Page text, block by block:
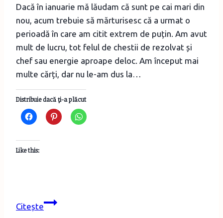
Dacă în ianuarie mă lăudam că sunt pe cai mari din
nou, acum trebuie să mărturisesc că a urmat o
perioadă în care am citit extrem de puțin. Am avut
mult de lucru, tot felul de chestii de rezolvat și
chef sau energie aproape deloc. Am început mai
multe cărți, dar nu le-am dus la…
Distribuie dacă ţi-a plăcut
Like this:
CiteșteCărțile